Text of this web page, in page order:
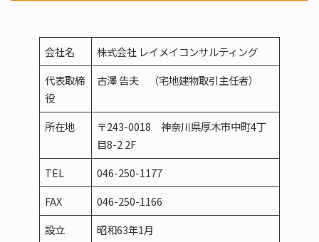
会社名
株式会社 レイメイコンサルティング
代表取締
役
古澤 告夫 （宅地建物取引主任者）
所在地
〒243-0018 神奈川県厚木市中町4丁
目8-2 2F
TEL
046-250-1177
FAX
046-250-1166
設立
昭和63年1月